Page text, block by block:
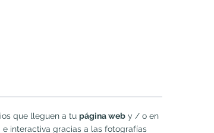
que lleguen a tu página web y / o en
interactiva gracias a las fotografías